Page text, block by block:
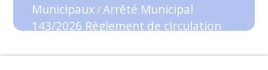
Municipaux/Arrêté Municipal
143/2026 Règlement de circulation